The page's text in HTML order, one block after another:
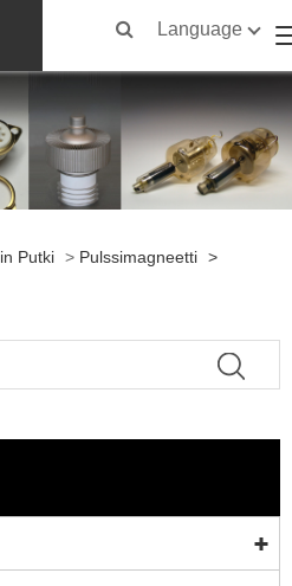
Language
Putki > Pulssimagneetti >